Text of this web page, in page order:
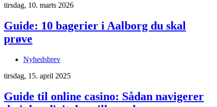
tirsdag, 10. marts 2026
Guide: 10 bagerier i Aalborg du skal
prøve
Nyhedsbrev
tirsdag, 15. april 2025
Guide til online casino: Sådan navigerer